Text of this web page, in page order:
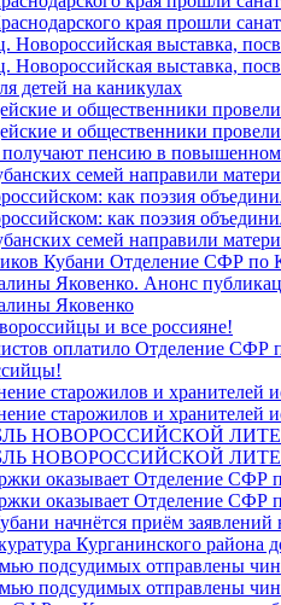
края прошли
Новороссийская выставка,
Новороссийская выставка,
детей на каникулах
и общественники
и общественники
пенсию в повышенном
семей направили
как поэзия
как поэзия
семей направили
Кубани Отделение СФР по
Яковенко. Анонс
Яковенко
и все россияне!
оплатило Отделение СФР
старожилов и
старожилов и хранителей
НОВОРОССИЙСКОЙ
НОВОРОССИЙСКОЙ
оказывает Отделение СФР
оказывает Отделение СФР
начнётся приём
Курганинского района
подсудимых отправлены
подсудимых отправлены